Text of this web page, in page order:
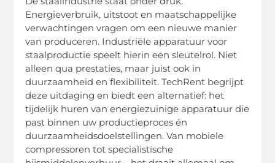
Energieverbruik, uitstoot en maatschappelijke
verwachtingen vragen om een nieuwe manier
van produceren. Industriële apparatuur voor
staalproductie speelt hierin een sleutelrol. Niet
alleen qua prestaties, maar juist ook in
duurzaamheid en flexibiliteit. TechRent begrijpt
deze uitdaging en biedt een alternatief: het
tijdelijk huren van energiezuinige apparatuur die
past binnen uw productieproces én
duurzaamheidsdoelstellingen. Van mobiele
compressoren tot specialistische